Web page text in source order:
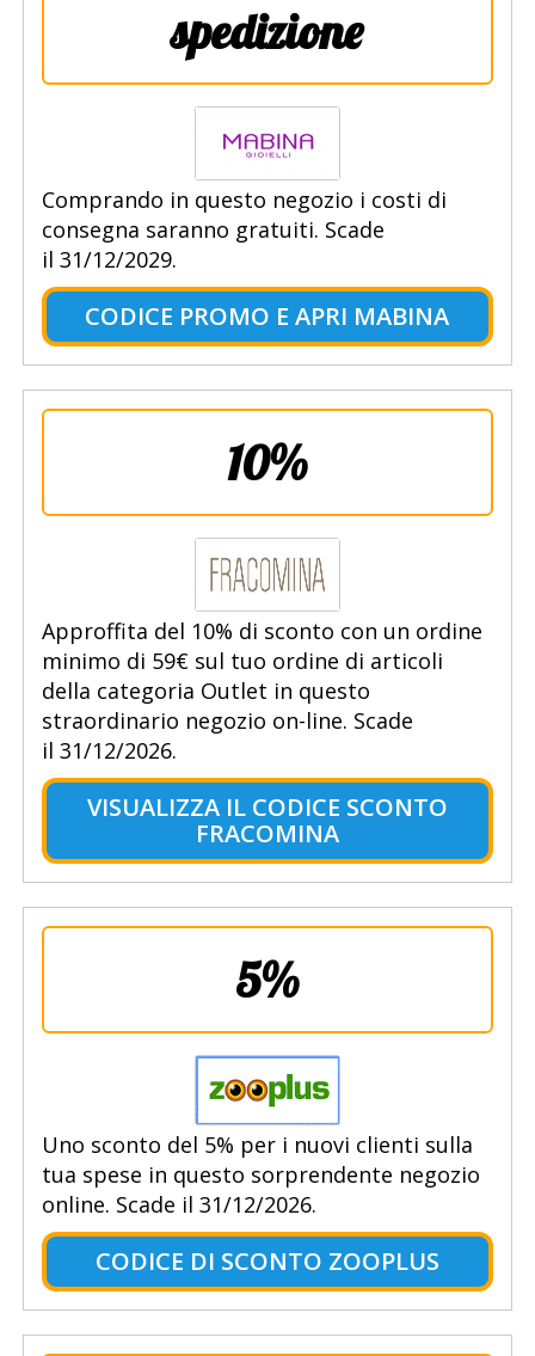
spedizione
Comprando in questo negozio i costi di
consegna saranno gratuiti. Scade
il 31/12/2029.
CODICE PROMO E APRI MABINA
10%
Approffita del 10% di sconto con un ordine
minimo di 59€ sul tuo ordine di articoli
della categoria Outlet in questo
straordinario negozio on-line. Scade
il 31/12/2026.
VISUALIZZA IL CODICE SCONTO
FRACOMINA
5%
Uno sconto del 5% per i nuovi clienti sulla
tua spese in questo sorprendente negozio
online. Scade il 31/12/2026.
CODICE DI SCONTO ZOOPLUS